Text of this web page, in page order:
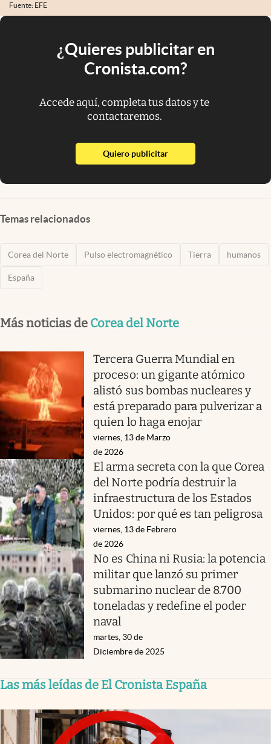
Fuente: EFE
¿Quieres publicitar en
Cronista.com?
Accede aquí, completa tus datos y te
contactaremos.
Quiero publicitarabre en nueva pestaña
Temas relacionados
Corea del Norte Pulso electromagnético Tierra humanos
España
Más noticias de Corea del Norte
Tercera Guerra Mundial en
proceso: un gigante atómico
alistó sus bombas nucleares y
está preparado para pulverizar a
quien lo haga enojar
viernes, 13 de Marzo
de 2026
El arma secreta con la que Corea
del Norte podría destruir la
infraestructura de los Estados
Unidos: por qué es tan peligrosa
viernes, 13 de Febrero
de 2026
No es China ni Rusia: la potencia
militar que lanzó su primer
submarino nuclear de 8.700
toneladas y redefine el poder
naval
martes, 30 de
Diciembre de 2025
Las más leídas de El Cronista España